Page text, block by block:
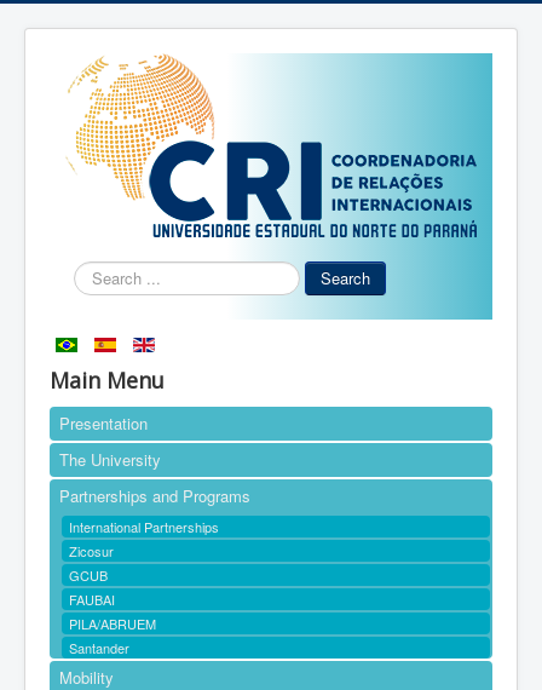
Search
...
Search
Main Menu
Presentation
The University
Partnerships and Programs
International Partnerships
Zicosur
GCUB
FAUBAI
PILA/ABRUEM
Santander
Mobility